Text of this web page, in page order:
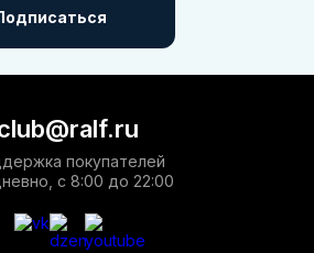
покупателей
с 8:00 до 22:00